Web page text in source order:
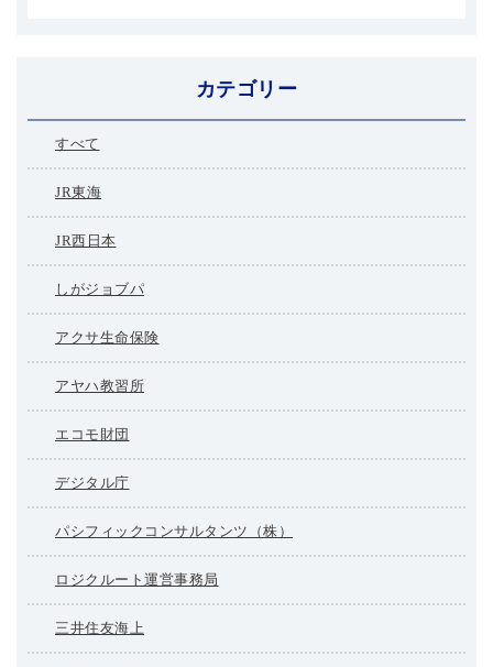
カテゴリー
すべて
JR東海
JR西日本
しがジョブパ
アクサ生命保険
アヤハ教習所
エコモ財団
デジタル庁
パシフィックコンサルタンツ（株）
ロジクルート運営事務局
三井住友海上